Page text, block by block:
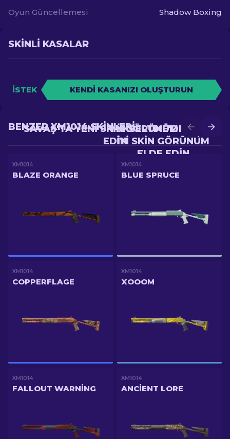
Oyun Güncellemesi Shadow Boxing
SKINLI KASALAR
İSTEK KENDI KASANIZI OLUŞTURUN
YÜKSELTME'DE DAHA
IYI SKIN GÖRÜNÜM
ELDE EDIN
SAVAŞ'TA YENI SKIN GÖRÜNÜM ELDE
EDIN
BENZER XM1014 SKINLERI
XM1014
BLAZE ORANGE
XM1014
BLUE SPRUCE
XM1014
COPPERFLAGE
XM1014
XOOOM
XM1014
FALLOUT WARNING
XM1014
ANCIENT LORE